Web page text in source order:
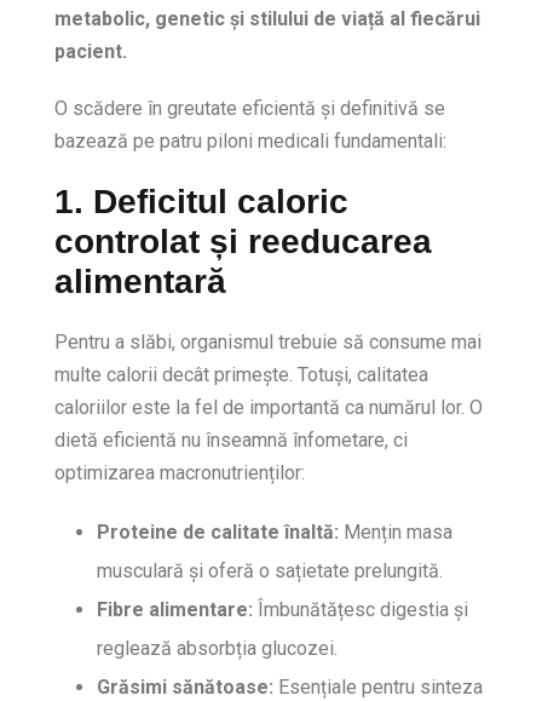
metabolic, genetic și stilului de viață al fiecărui
pacient.
O scădere în greutate eficientă și definitivă se
bazează pe patru piloni medicali fundamentali:
1. Deficitul caloric
controlat și reeducarea
alimentară
Pentru a slăbi, organismul trebuie să consume mai
multe calorii decât primește. Totuși, calitatea
caloriilor este la fel de importantă ca numărul lor. O
dietă eficientă nu înseamnă înfometare, ci
optimizarea macronutrienților:
Proteine de calitate înaltă: Mențin masa
musculară și oferă o sațietate prelungită.
Fibre alimentare: Îmbunătățesc digestia și
reglează absorbția glucozei.
Grăsimi sănătoase: Esențiale pentru sinteza